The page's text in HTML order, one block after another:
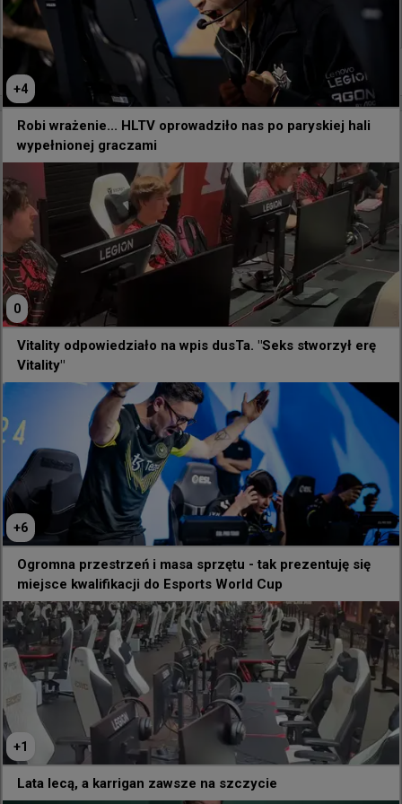
# EWC wojteq godzinę temu
Ogromna przestrzeń i masa sprzętu - tak
prezentuję się miejsce kwalifikacji do Esports World
Cup
@michau9_
EWC CS2 LCQ area
+4
Robi wrażenie... HLTV oprowadziło nas po paryskiej hali
wypełnionej graczami
0
Vitality odpowiedziało na wpis dusTa. "Seks stworzył erę
Vitality"
+6
Ogromna przestrzeń i masa sprzętu - tak prezentuję się
miejsce kwalifikacji do Esports World Cup
+1
Lata lecą, a karrigan zawsze na szczycie